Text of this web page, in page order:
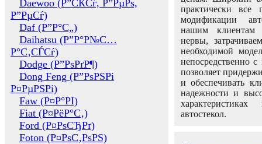
Daewoo (Р”СЌСѓ, Р”РµРѕ,
Р”РµСѓ)
Daf (Р”Р°С„)
Daihatsu (Р”Р°Р№С…
Р°С‚СЃСѓ)
Dodge (Р”РѕРґР¶)
Dong Feng (Р”РѕРЅРі
Р¤РµРЅРі)
Faw (Р¤Р°РІ)
Fiat (Р¤РёР°С‚)
Ford (Р¤РѕСЂРґ)
Foton (Р¤РѕС‚РѕРЅ)
практически все
модификации
нашим клиентам
нервы,
необходимой
непосредственно
позволяет
и обеспечивать
надежности и
автостекол.